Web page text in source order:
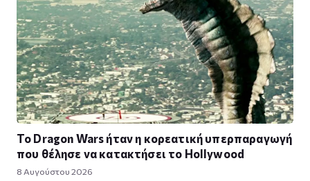
Το Dragon Wars ήταν η κορεατική υπερπαραγωγή
που θέλησε να κατακτήσει το Hollywood
8 Αυγούστου 2026